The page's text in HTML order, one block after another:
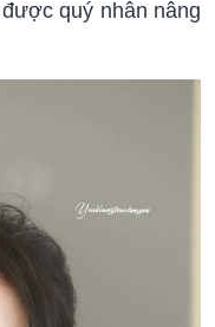
quý nhân nâng